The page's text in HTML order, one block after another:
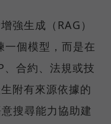
強生成（RAG）
一個模型，而是在
合約、法規或技
附有來源依據的
搜尋能力協助建